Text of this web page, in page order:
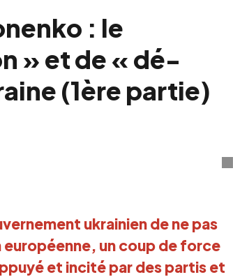
: le
» et de « dé-
(1ère partie)
ukrainien de ne pas
européenne, un coup de force
et incité par des partis et